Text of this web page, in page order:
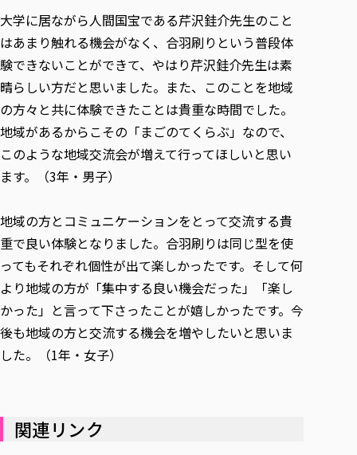
大学に居ながら人間国宝である芹沢銈介先生のこと
はあまり触れる機会がなく、合羽刷りという普段体
験できないことができて、やはり芹沢銈介先生は素
晴らしい方だと思いました。また、このことを地域
の方々と共に体験できたことは貴重な時間でした。
地域があるからこその「まごのてくらぶ」なので、
このような地域交流会が増えて行ってほしいと思い
ます。（3年・男子）
地域の方とコミュニケーションをとって交流する貴
重で良い体験となりました。合羽刷りは同じ型を使
ってもそれぞれ個性が出て楽しかったです。そして何
より地域の方が「集中する良い機会だった」「楽し
かった」と言って下さったことが嬉しかったです。今
後も地域の方と交流する機会を増やしたいと思いま
した。（1年・女子）
関連リンク